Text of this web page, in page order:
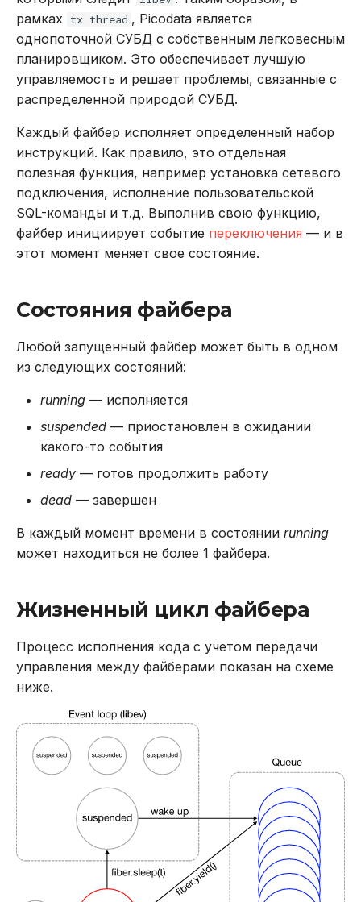
рамках
tx thread , Picodata является
однопоточной СУБД с собственным легковесным
планировщиком. Это обеспечивает лучшую
управляемость и решает проблемы, связанные с
распределенной природой СУБД.
Каждый файбер исполняет определенный набор
инструкций. Как правило, это отдельная
полезная функция, например установка сетевого
подключения, исполнение пользовательской
SQL-команды и т.д. Выполнив свою функцию,
файбер инициирует событие переключения — и в
этот момент меняет свое состояние.
Состояния файбера
Любой запущенный файбер может быть в одном
из следующих состояний:
running — исполняется
suspended — приостановлен в ожидании
какого-то события
ready — готов продолжить работу
dead — завершен
В каждый момент времени в состоянии running
может находиться не более 1 файбера.
Жизненный цикл файбера
Процесс исполнения кода с учетом передачи
управления между файберами показан на схеме
ниже.